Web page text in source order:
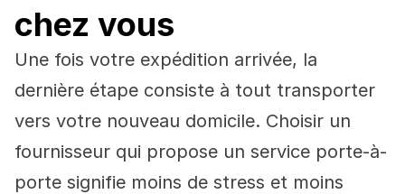
chez vous
Une fois votre expédition arrivée, la
dernière étape consiste à tout transporter
vers votre nouveau domicile. Choisir un
fournisseur qui propose un service porte-à-
porte signifie moins de stress et moins